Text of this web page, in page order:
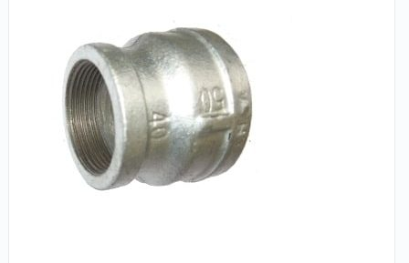
XEM NHANH
XEM CHI TIẾT